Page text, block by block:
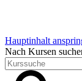
Hauptinhalt
Nach Kursen